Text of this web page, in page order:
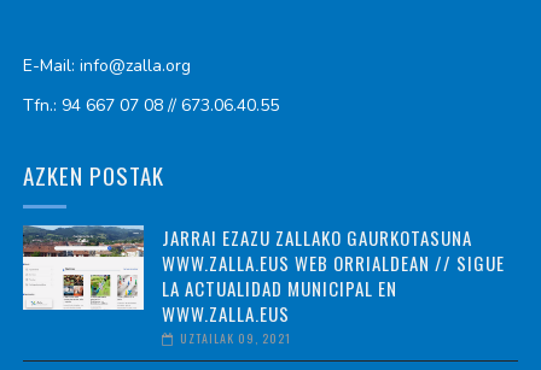
E-Mail: info@zalla.org
Tfn.: 94 667 07 08 // 673.06.40.55
AZKEN POSTAK
JARRAI EZAZU ZALLAKO GAURKOTASUNA
WWW.ZALLA.EUS WEB ORRIALDEAN // SIGUE
LA ACTUALIDAD MUNICIPAL EN
WWW.ZALLA.EUS
UZTAILAK 09, 2021